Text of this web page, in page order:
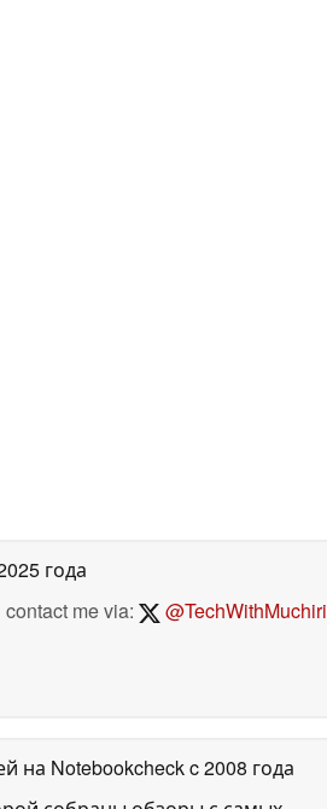
года
contact me via:
@TechWithMuchiri
на Notebookcheckc 2008 года